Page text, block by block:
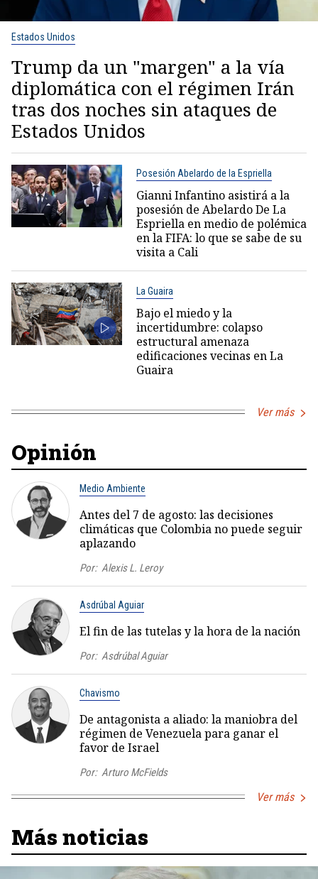
Estados Unidos
Trump da un "margen" a la vía
diplomática con el régimen Irán
tras dos noches sin ataques de
Estados Unidos
Posesión Abelardo de la Espriella
Gianni Infantino asistirá a la
posesión de Abelardo De La
Espriella en medio de polémica
en la FIFA: lo que se sabe de su
visita a Cali
La Guaira
Bajo el miedo y la
incertidumbre: colapso
estructural amenaza
edificaciones vecinas en La
Guaira
Ver más
Opinión
Medio Ambiente
Antes del 7 de agosto: las decisiones
climáticas que Colombia no puede seguir
aplazando
Por: Alexis L. Leroy
Asdrúbal Aguiar
El fin de las tutelas y la hora de la nación
Por: Asdrúbal Aguiar
Chavismo
De antagonista a aliado: la maniobra del
régimen de Venezuela para ganar el
favor de Israel
Por: Arturo McFields
Ver más
Más noticias